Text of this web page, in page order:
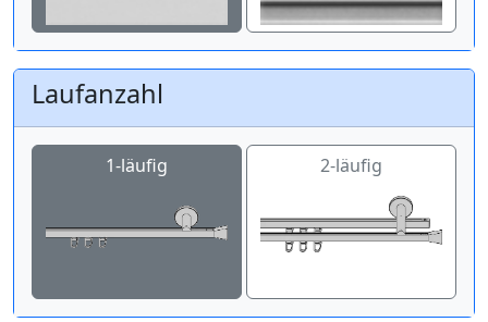
Laufanzahl
1-läufig 2-läufig